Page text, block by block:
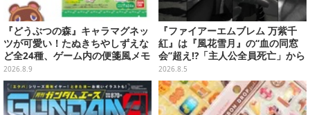
『どうぶつの森』キャラマグネッ
ツが可愛い！たぬきちやしずえな
ど全24種、ゲーム内の便箋風メモ
カード全10種も
2026.8.9
『ファイアーエムブレム 万紫千
紅』は『風花雪月』の“血の同窓
会”超え!?「主人公全員死亡」から
始まる物語は、様々なシリーズ作
を想起させる
2026.8.5